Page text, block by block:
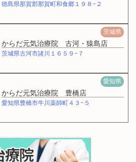
徳島県那賀郡那賀町和食郷１９８−２
茨城県
からだ元気治療院 古河・猿島店
茨城県古河市諸川１６５９−７
愛知県
からだ元気治療院 豊橋店
愛知県豊橋市牛川薬師町４３−５